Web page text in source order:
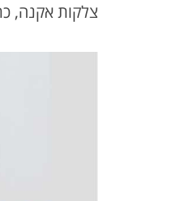
צלקות אקנה,